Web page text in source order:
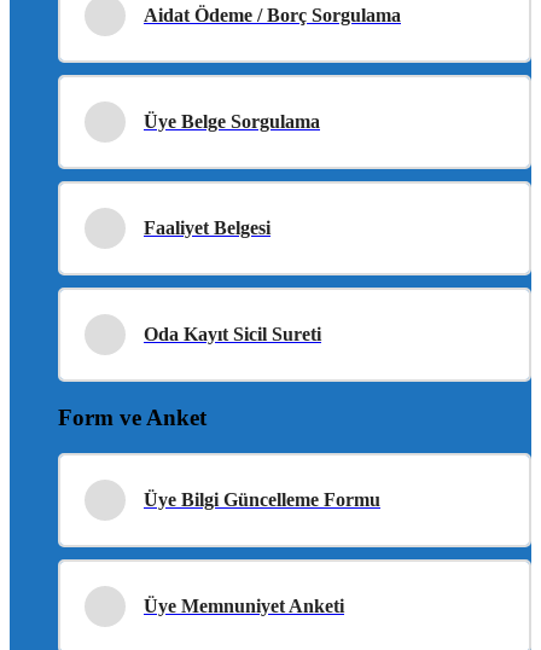
Aidat Ödeme / Borç Sorgulama
Üye Belge Sorgulama
Faaliyet Belgesi
Oda Kayıt Sicil Sureti
Form ve Anket
Üye Bilgi Güncelleme Formu
Üye Memnuniyet Anketi